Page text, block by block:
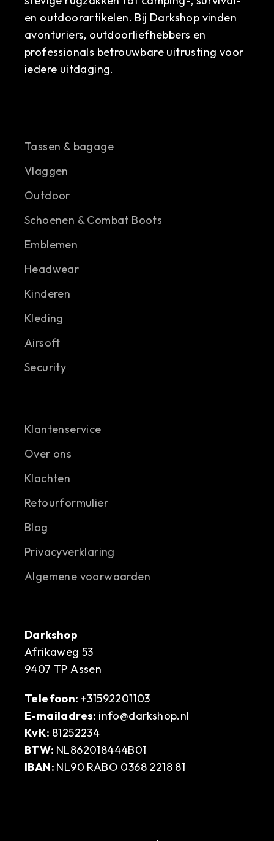
en outdoorartikelen. Bij Darkshop vinden
avonturiers, outdoorliefhebbers en
professionals betrouwbare uitrusting voor
iedere uitdaging.
Tassen & bagage
Vlaggen
Outdoor
Schoenen & Combat Boots
Emblemen
Headwear
Kinderen
Kleding
Airsoft
Security
Klantenservice
Over ons
Klachten
Retourformulier
Blog
Privacyverklaring
Algemene voorwaarden
Darkshop
Afrikaweg 53
9407 TP Assen
Telefoon: +31592201103
E-mailadres: info@darkshop.nl
KvK: 81252234
BTW: NL862018444B01
IBAN: NL90 RABO 0368 2218 81